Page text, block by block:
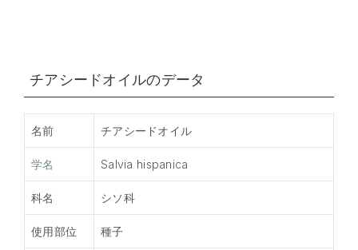
チアシードオイルのデータ
名前 チアシードオイル
学名 Salvia hispanica
科名 シソ科
使用部位 種子